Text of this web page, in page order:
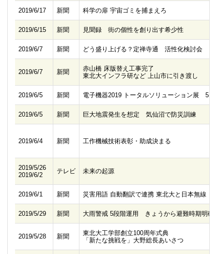
2019/6/17 新聞 科学の扉 宇宙ゴミを捕まえろ
2019/6/15 新聞 見聞録 街の個性を創り出す希少性
2019/6/7 新聞 どう盛り上げる？定禅寺通 活性化検討会
2019/6/7 新聞
赤山橋 床版替え工事完了
東北大インフラ研など 上山市に引き渡し
2019/6/5 新聞 電子機器2019 トータルソリューション展 5日
2019/6/5 新聞 巨大地震発生を想定 気仙沼で防災訓練
2019/6/4 新聞 工作機械技術表彰・助成決まる
2019/5/26
2019/6/2
テレビ 未来の起源
2019/6/1 新聞 災害用語 自動翻訳で連携 東北大と日本無線
2019/5/29 新聞 大雨警戒 5段階運用 きょうから避難時期明確
2019/5/28 新聞
東北大工学部創立100周年式典
「新たな挑戦を」大野総長あいさつ